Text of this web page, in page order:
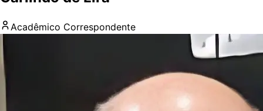
Acadêmico Correspondente